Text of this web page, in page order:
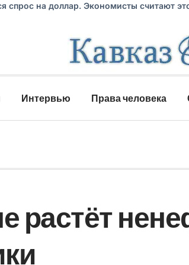
спрос на доллар. Экономисты считают
Интервью Права человека
растёт